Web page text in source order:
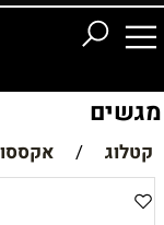
מגשים
קטלוג /